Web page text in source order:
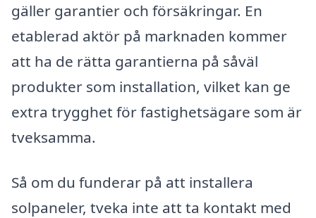
gäller garantier och försäkringar. En
etablerad aktör på marknaden kommer
att ha de rätta garantierna på såväl
produkter som installation, vilket kan ge
extra trygghet för fastighetsägare som är
tveksamma.
Så om du funderar på att installera
solpaneler, tveka inte att ta kontakt med